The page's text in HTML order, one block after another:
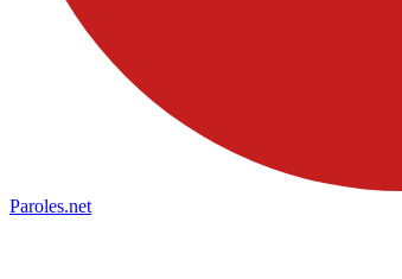
Paroles.net